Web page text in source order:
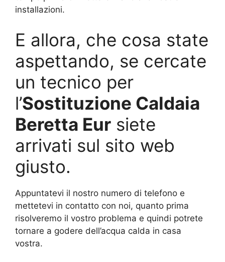
installazioni.
E allora, che cosa state
aspettando, se cercate
un tecnico per
l’Sostituzione Caldaia
Beretta Eur siete
arrivati sul sito web
giusto.
Appuntatevi il nostro numero di telefono e
mettetevi in contatto con noi, quanto prima
risolveremo il vostro problema e quindi potrete
tornare a godere dell’acqua calda in casa
vostra.